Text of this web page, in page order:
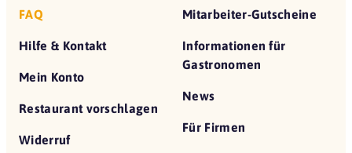
FAQ
Hilfe & Kontakt
Mein Konto
Restaurant vorschlagen
Widerruf
Mitarbeiter-Gutscheine
Informationen für
Gastronomen
News
Für Firmen